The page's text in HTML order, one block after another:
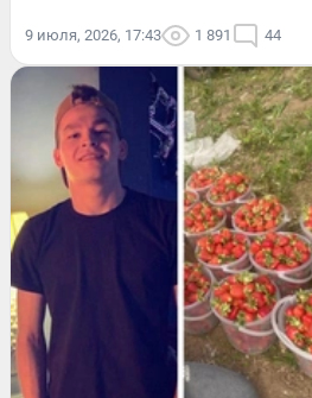
9 июля, 2026, 17:43 1 891 44